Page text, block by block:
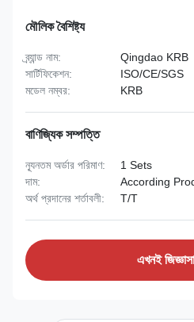
মৌলিক বৈশিষ্ট্য
ব্র্যান্ড নাম:
Qingdao KRB
সার্টিফিকেশন:
ISO/CE/SGS
মডেল নম্বর:
KRB
বাণিজ্যিক সম্পত্তি
ন্যূনতম অর্ডার পরিমাণ:
1 Sets
দাম:
According
অর্থ প্রদানের শর্তাবলী:
T/T
এখনই